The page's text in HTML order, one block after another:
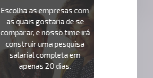
Escolha as empresas com
as quais gostaria de se
comparar, e nosso time irá
construir uma pesquisa
salarial completa em
apenas 20 dias.